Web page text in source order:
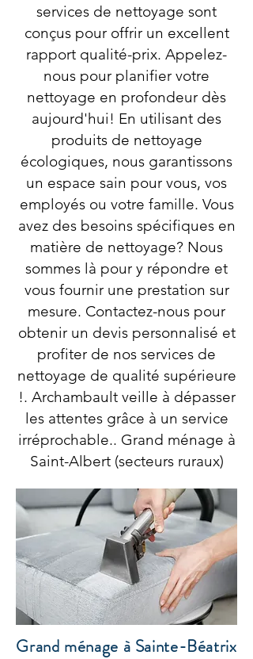
services de nettoyage sont
conçus pour offrir un excellent
rapport qualité-prix. Appelez-
nous pour planifier votre
nettoyage en profondeur dès
aujourd'hui! En utilisant des
produits de nettoyage
écologiques, nous garantissons
un espace sain pour vous, vos
employés ou votre famille. Vous
avez des besoins spécifiques en
matière de nettoyage? Nous
sommes là pour y répondre et
vous fournir une prestation sur
mesure. Contactez-nous pour
obtenir un devis personnalisé et
profiter de nos services de
nettoyage de qualité supérieure
!. Archambault veille à dépasser
les attentes grâce à un service
irréprochable.. Grand ménage à
Saint-Albert (secteurs ruraux)
Grand ménage à Sainte-Béatrix